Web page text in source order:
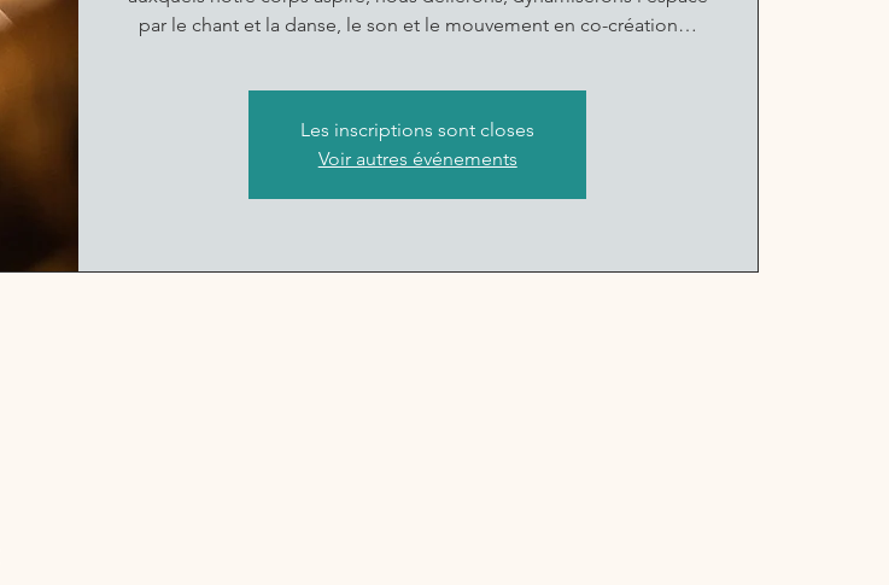
par le chant et la danse, le son et le mouvement en co-création…
Les inscriptions sont closes
Voir autres événements